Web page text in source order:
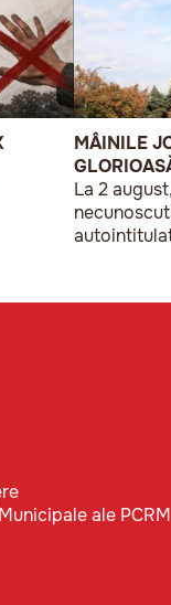
MÂINILE
La 2
„În
ale PCRM